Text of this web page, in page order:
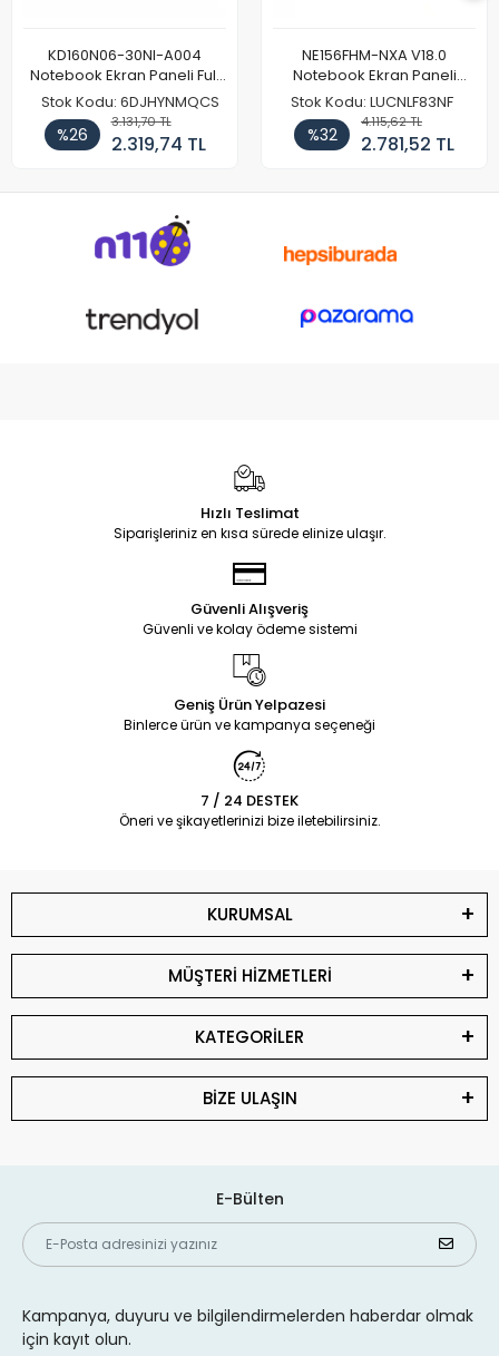
KD160N06-30NI-A004
Notebook Ekran Paneli Full
HD
Stok Kodu: 6DJHYNMQCS
%26
3.131,70 TL
2.319,74 TL
NE156FHM-NXA V18.0
Notebook Ekran Paneli
144Hz
Stok Kodu: LUCNLF83NF
%32
4.115,62 TL
2.781,52 TL
Hızlı Teslimat
Siparişleriniz en kısa sürede elinize ulaşır.
Güvenli Alışveriş
Güvenli ve kolay ödeme sistemi
Geniş Ürün Yelpazesi
Binlerce ürün ve kampanya seçeneği
7 / 24 DESTEK
Öneri ve şikayetlerinizi bize iletebilirsiniz.
KURUMSAL
MÜŞTERİ HİZMETLERİ
KATEGORİLER
BİZE ULAŞIN
E-Bülten
Kampanya, duyuru ve bilgilendirmelerden haberdar olmak
için kayıt olun.